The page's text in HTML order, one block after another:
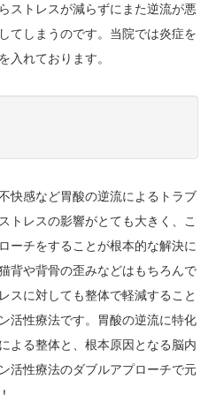
ストレスが減らずにまた逆流が悪
てしまうのです。当院では炎症を
入れております。
快感など胃酸の逆流によるトラブ
トレスの影響がとても大きく、こ
ーチをすることが根本的な解決に
背や背骨の歪みなどはもちろんで
スに対しても整体で軽減すること
活性療法です。胃酸の逆流に特化
よる整体と、根本原因となる脳内
活性療法のダブルアプローチで元